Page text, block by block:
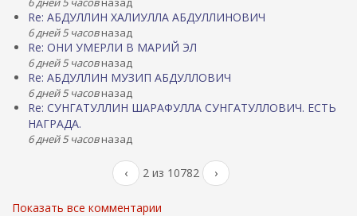
Re: АБДУЛЛИН ХАЛИУЛЛА АБДУЛЛИНОВИЧ
6 дней 5 часовназад
Re: ОНИ УМЕРЛИ В МАРИЙ ЭЛ
6 дней 5 часовназад
Re: АБДУЛЛИН МУЗИП АБДУЛЛОВИЧ
6 дней 5 часовназад
Re: СУНГАТУЛЛИН ШАРАФУЛЛА СУНГАТУЛЛОВИЧ. ЕСТЬ
НАГРАДА.
6 дней 5 часовназад
‹ 2 из 10782 ›
Показать все комментарии